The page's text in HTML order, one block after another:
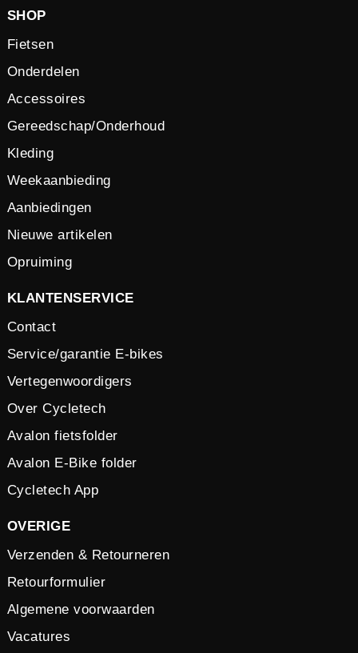
SHOP
Fietsen
Onderdelen
Accessoires
Gereedschap/Onderhoud
Kleding
Weekaanbieding
Aanbiedingen
Nieuwe artikelen
Opruiming
KLANTENSERVICE
Contact
Service/garantie E-bikes
Vertegenwoordigers
Over Cycletech
Avalon fietsfolder
Avalon E-Bike folder
Cycletech App
OVERIGE
Verzenden & Retourneren
Retourformulier
Algemene voorwaarden
Vacatures